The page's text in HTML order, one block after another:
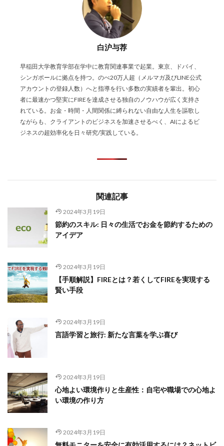
白沪与荐
早稲田大学教育学部在学中に教育関連事業で起業。東京、ドバイ、
シンガポールに拠点を持つ。のべ20万人超（メルマガ及びLINE公式
アカウントの登録人数）へと指導を行い多数の実績者を輩出。初心
者に最速かつ堅実にFIREを達成させる独自のノウハウが広く支持さ
れている。お金・時間・人間関係に縛られない自由な人生を謳歌し
ながらも、クライアントのビジネスを加速させるべく、AIによるビ
ジネスの超効率化を日々研究/実践している。
関連記事
2024年3月19日
節約のスキル: 日々の生活でお金を節約するための
アイデア
2024年3月19日
【手順解説】FIREとは？若くしてFIREを実現する
賢い手段
2024年3月19日
言語学習と旅行: 新たな言葉を学ぶ喜び
2024年3月19日
心地よい環境作りと生産性：自宅や職場での心地よ
い環境の作り方
2024年3月19日